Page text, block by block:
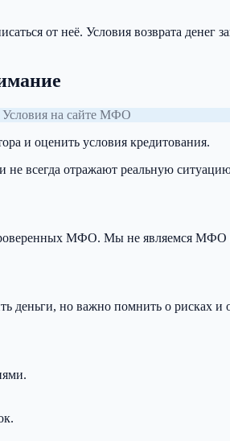
от неё. Условия возврата
Условия на сайте МФО
и оценить условия кредитования.
всегда отражают реальную
МФО. Мы не являемся МФО
но важно помнить о рисках и